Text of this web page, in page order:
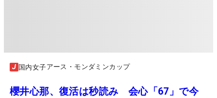
国内女子アース・モンダミンカップ
櫻井心那、復活は秒読み 会心「67」で今